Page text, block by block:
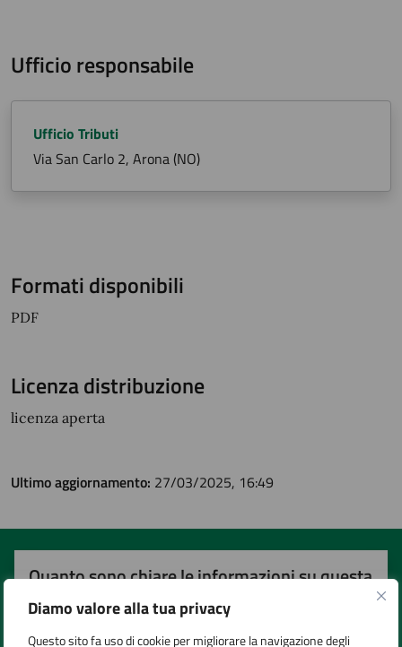
Diamo valore alla tua privacy
Questo sito fa uso di cookie per migliorare la navigazione degli
Ufficio responsabile
Ufficio Tributi
Via San Carlo 2, Arona (NO)
Formati disponibili
PDF
Licenza distribuzione
licenza aperta
Ultimo aggiornamento: 27/03/2025, 16:49
Quanto sono chiare le informazioni su questa
pagina?